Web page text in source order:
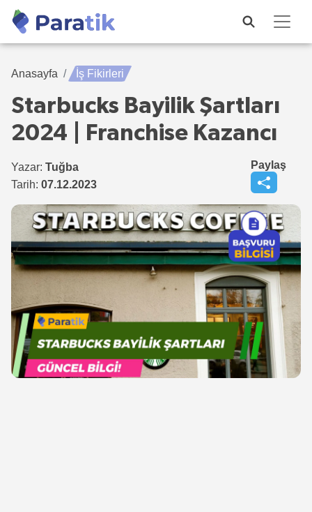
Anasayfa İş Fikirleri
Starbucks Bayilik Şartları
2024 | Franchise Kazancı
Yazar: Tuğba
Tarih: 07.12.2023
Paylaş